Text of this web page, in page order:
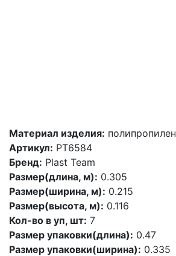
Материал изделия: полипропилен
Артикул: PT6584
Бренд: Plast Team
Размер(длина, м): 0.305
Размер(ширина, м): 0.215
Размер(высота, м): 0.116
Кол-во в уп, шт: 7
Размер упаковки(длина): 0.47
Размер упаковки(ширина): 0.335